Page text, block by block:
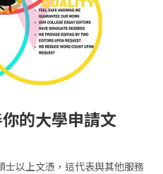
的大學申請文
士以上文憑，這代表與其他服務